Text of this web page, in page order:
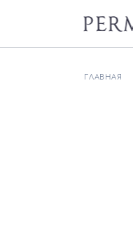
ГЛАВНАЯ